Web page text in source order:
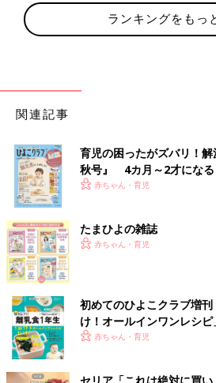
ランキングをもっ
関連記事
育児の困ったがズバリ！
秋号』 4カ月～2才になる
いっぱい！
赤ちゃん・育児
たまひよの雑誌
赤ちゃん・育児
初めてのひよこクラブ増
け！オールインワン​レシピ
赤ちゃん・育児